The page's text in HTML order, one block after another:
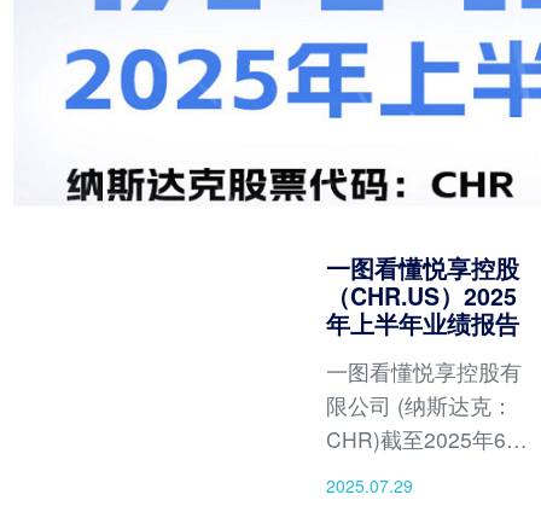
的新时代。
一图看懂悦享控股
（CHR.US）2025
年上半年业绩报告
一图看懂悦享控股有
限公司 (纳斯达克：
CHR)截至2025年6月
30日上半年业绩报告
2025.07.29